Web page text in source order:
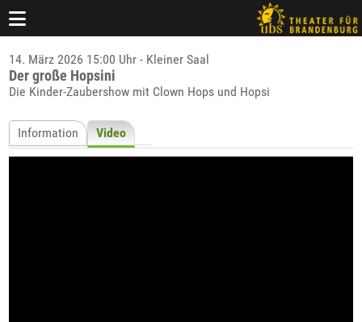
14. März 2026 15:00 Uhr - Kleiner Saal
Der große Hopsini
Die Kinder-Zaubershow mit Clown Hops und Hopsi
Information Video